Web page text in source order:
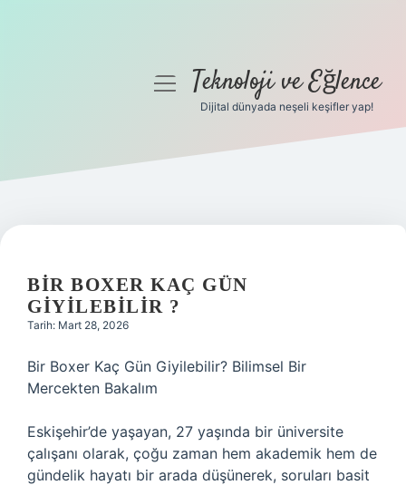
Gizlilik Politikası
Yasal Uyarı
menüyüTeknoloji ve Eğlence
Dijital dünyada neşeli keşifler yap!
BIR BOXER KAÇ GÜN
GIYILEBILIR ?
Tarih: Mart 28, 2026
Bir Boxer Kaç Gün Giyilebilir? Bilimsel Bir
Mercekten Bakalım
Eskişehir’de yaşayan, 27 yaşında bir üniversite
çalışanı olarak, çoğu zaman hem akademik hem de
gündelik hayatı bir arada düşünerek, soruları basit